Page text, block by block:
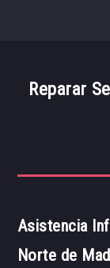
Reparar
Asistencia
Norte de